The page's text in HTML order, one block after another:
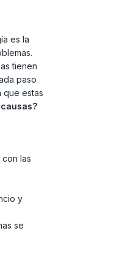
es la
tienen
paso
que estas
las
y
se